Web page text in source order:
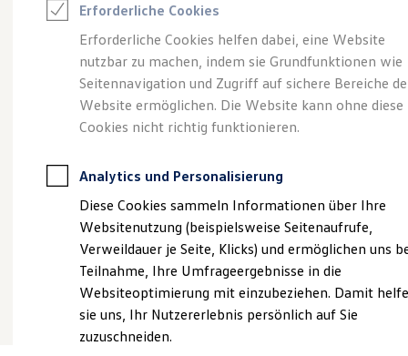
Leasing
Leasing-Angebote
Gebrauchtwagen Leasing
Junge Gebrauchtwagen-Leasing
Elektroauto Leasing
Kleinwagen-Leasing
Leasing ohne Anzahlung
Finanzierung
Kfz-Versicherung
Restschuldversicherungen
Garantien
Wartungsverträge
Geschäftskunden
Professional Class bei Volkswagen
Großkunden
Behörden
Direktkunden
Sonderfahrzeuge
Anpfiff zum Gewinn
Angebot gültig bis 30.09.2026
Westkamp-Deal: Der T-Roc R-Line
Ab 199,00 €mtl. leasen für Privatkunden | 990,00 €
Sonderzahlung | 24 Monate Laufzeit | Jährliche
Fahrleistung: 10.000 km
Details ansehen
Erforderliche Cookies
Erforderliche Cookies helfen dabei, eine Website
nutzbar zu machen, indem sie Grundfunktionen wie
Seitennavigation und Zugriff auf sichere Bereiche
Website ermöglichen. Die Website kann ohne diese
Cookies nicht richtig funktionieren.
Analytics und Personalisierung
Diese Cookies sammeln Informationen über Ihre
Websitenutzung (beispielsweise Seitenaufrufe,
Verweildauer je Seite, Klicks) und ermöglichen uns
Teilnahme, Ihre Umfrageergebnisse in die
Websiteoptimierung mit einzubeziehen. Damit
sie uns, Ihr Nutzererlebnis persönlich auf Sie
zuzuschneiden.